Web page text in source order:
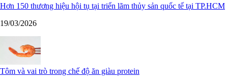
Hơn 150 thương hiệu hội tụ tại triển lãm thủy sản quốc tế tại TP.HCM
19/03/2026
Tôm và vai trò trong chế độ ăn giàu protein